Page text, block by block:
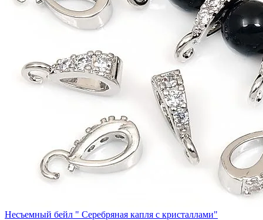
Несъемный бейл " Серебряная капля с кристаллами"